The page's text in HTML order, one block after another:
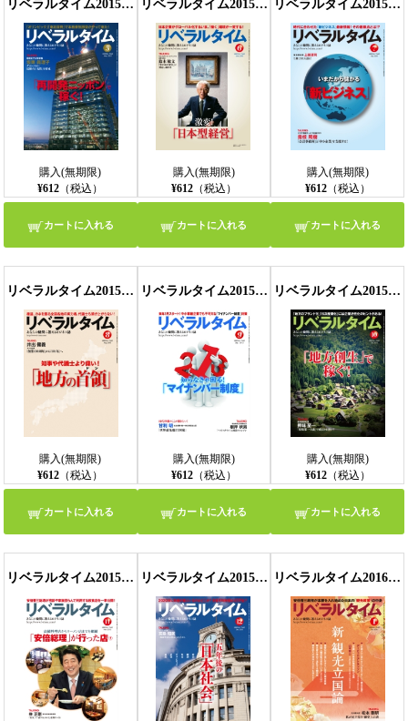
【モバイルビューア】
リベラルタイム2015年5月号
購入(無期限)
¥612 （税込）
カートに入れる
リベラルタイム2015年6月号
購入(無期限)
¥612（税込）
カートに入れる
リベラルタイム2015年7月号
購入(無期限)
¥612（税込）
カートに入れる
リベラルタイム2015年8月号
購入(無期限)
¥612 （税込）
カートに入れる
リベラルタイム2015年9月号
購入(無期限)
¥612（税込）
カートに入れる
リベラルタイム2015年10月号
購入(無期限)
¥612（税込）
カートに入れる
リベラルタイム2015年11月号 リベラルタイム2015年12月号 リベラルタイム2016年1月号